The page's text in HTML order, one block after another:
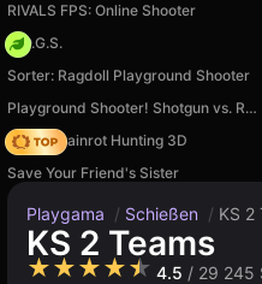
RIVALS FPS: Online Shooter
H.O.G.S.
Sorter: Ragdoll Playground Shooter
Playground Shooter! Shotgun vs. Ragdolls!
Italian Brainrot Hunting 3D
Save Your Friend's Sister
Playgama / Schießen / KS 2
KS 2 Teams
★★★★★ 4.5 / 29 245